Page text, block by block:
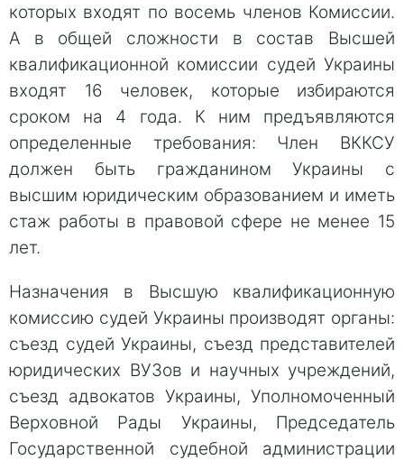
которых входят по восемь членов Комиссии.
А в общей сложности в состав Высшей
квалификационной комиссии судей Украины
входят 16 человек, которые избираются
сроком на 4 года. К ним предъявляются
определенные требования: Член ВККСУ
должен быть гражданином Украины с
высшим юридическим образованием и иметь
стаж работы в правовой сфере не менее 15
лет.
Назначения в Высшую квалификационную
комиссию судей Украины производят органы:
съезд судей Украины, съезд представителей
юридических ВУЗов и научных учреждений,
съезд адвокатов Украины, Уполномоченный
Верховной Рады Украины, Председатель
Государственной судебной администрации